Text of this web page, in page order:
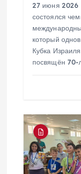
27 июня 2026
состоялся
который
Кубка
посвящён 70-